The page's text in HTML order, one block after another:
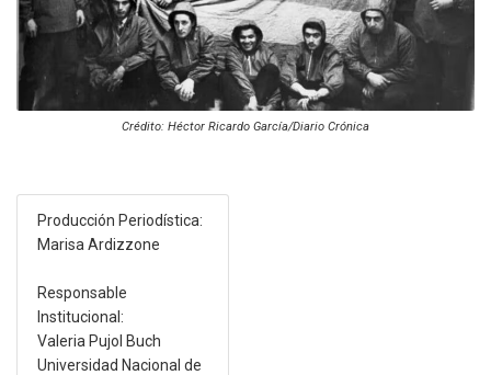
Crédito: Héctor Ricardo García/Diario Crónica
Producción Periodística:
Marisa Ardizzone
Responsable
Institucional:
Valeria Pujol Buch
Universidad Nacional de